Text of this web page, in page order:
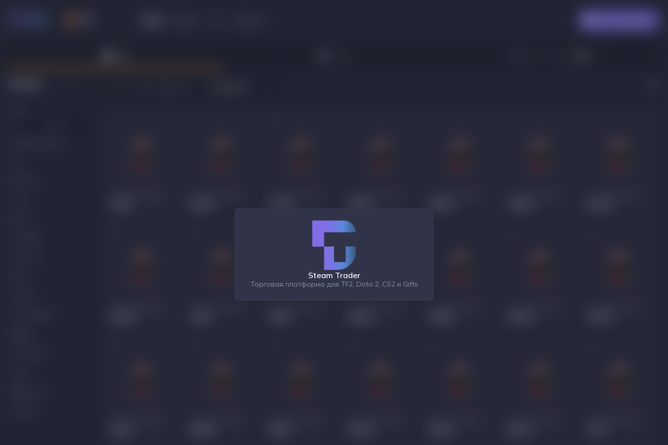
Steam Trader
Торговая платформа для TF2, Dota 2, CS2 и Gifts